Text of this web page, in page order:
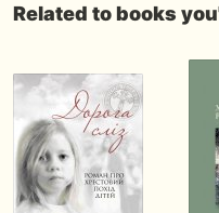
Related to books